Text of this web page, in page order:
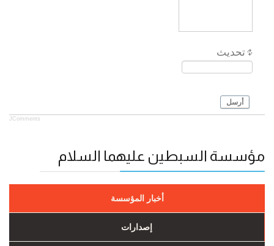
تحديث
أرسل
JComments
مؤسسة السبطين عليهما السلام
أخبار المؤسسة
إصدارات